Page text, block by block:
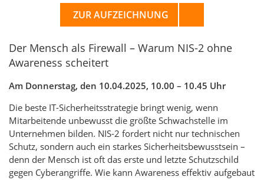
ZUR AUFZEICHNUNG
Der Mensch als Firewall – Warum NIS-2 ohne
Awareness scheitert
Am Donnerstag, den 10.04.2025, 10.00 – 10.45 Uhr
Die beste IT-Sicherheitsstrategie bringt wenig, wenn
Mitarbeitende unbewusst die größte Schwachstelle im
Unternehmen bilden. NIS-2 fordert nicht nur technischen
Schutz, sondern auch ein starkes Sicherheitsbewusstsein –
denn der Mensch ist oft das erste und letzte Schutzschild
gegen Cyberangriffe. Wie kann Awareness effektiv aufgebaut